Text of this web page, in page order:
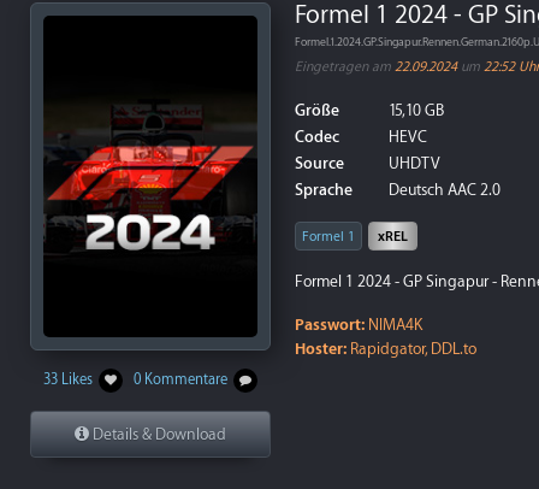
33 Likes 0 Kommentare
Details & Download
Formel 1 2024 - GP
Eingetragen am 22.09.2024um 22:52 Uhr
Größe
15,10 GB
Codec
HEVC
Source
UHDTV
Sprache
Deutsch AAC 2.0
Formel 1 xREL
Formel 1 2024 - GP Singapur -
Passwort: NIMA4K
Hoster: Rapidgator, DDL.to